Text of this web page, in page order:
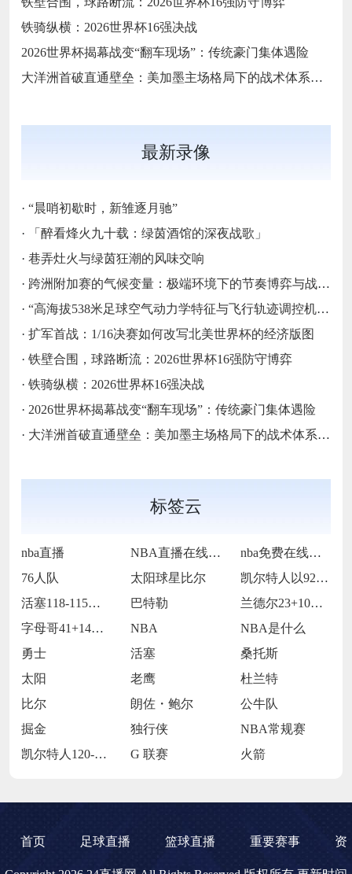
铁骑纵横：2026世界杯16强决战
2026世界杯揭幕战变“翻车现场”：传统豪门集体遇险
大洋洲首破直通壁垒：美加墨主场格局下的战术体系重构
最新录像
· “晨哨初歇时，新雏逐月驰”
·
「醉看烽火九十载：绿茵酒馆的深夜战歌」
· 巷弄灶火与绿茵狂潮的风味交响
· 跨洲附加赛的气候变量：极端环境下的节奏博弈与战术自适应
· “高海拔538米足球空气动力学特征与飞行轨迹调控机制——以2026世界杯BBVA球场为实证场景”
· 扩军首战：1/16决赛如何改写北美世界杯的经济版图
· 铁壁合围，球路断流：2026世界杯16强防守博弈
· 铁骑纵横：2026世界杯16强决战
· 2026世界杯揭幕战变“翻车现场”：传统豪门集体遇险
· 大洋洲首破直通壁垒：美加墨主场格局下的战术体系重构
标签云
nba直播 NBA直播在线观看
nba免费在线高清直播
76人队
太阳球星比尔
凯尔特人以92-105不敌雷霆
活塞118-115逆转险胜开拓者
巴特勒
兰德尔23+10爱德华兹19中5 森林狼
字母哥41+14班凯罗复出34+7 雄鹿
NBA
NBA是什么
勇士
活塞
桑托斯
太阳
老鹰
杜兰特
比尔
朗佐・鲍尔
公牛队
掘金
独行侠
NBA常规赛
凯尔特人120-119险胜鹈鹕
G 联赛 火箭
首页 足球直播 篮球直播 重要赛事 资